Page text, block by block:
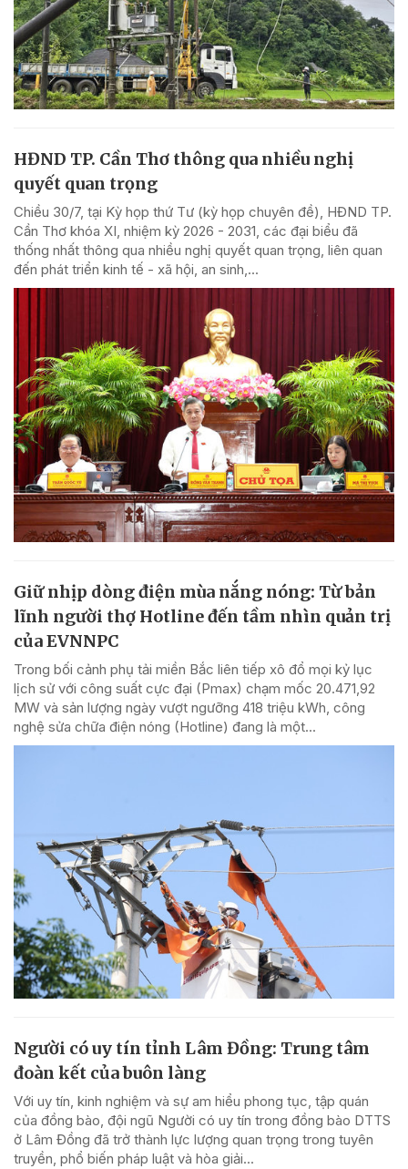
HĐND TP. Cần Thơ thông qua nhiều nghị
quyết quan trọng
Chiều 30/7, tại Kỳ họp thứ Tư (kỳ họp chuyên đề), HĐND TP.
Cần Thơ khóa XI, nhiệm kỳ 2026 - 2031, các đại biểu đã
thống nhất thông qua nhiều nghị quyết quan trọng, liên quan
đến phát triển kinh tế - xã hội, an sinh,...
Giữ nhịp dòng điện mùa nắng nóng: Từ bản
lĩnh người thợ Hotline đến tầm nhìn quản trị
của EVNNPC
Trong bối cảnh phụ tải miền Bắc liên tiếp xô đổ mọi kỷ lục
lịch sử với công suất cực đại (Pmax) chạm mốc 20.471,92
MW và sản lượng ngày vượt ngưỡng 418 triệu kWh, công
nghệ sửa chữa điện nóng (Hotline) đang là một...
Người có uy tín tỉnh Lâm Đồng: Trung tâm
đoàn kết của buôn làng
Với uy tín, kinh nghiệm và sự am hiểu phong tục, tập quán
của đồng bào, đội ngũ Người có uy tín trong đồng bào DTTS
ở Lâm Đồng đã trở thành lực lượng quan trọng trong tuyên
truyền, phổ biến pháp luật và hòa giải...